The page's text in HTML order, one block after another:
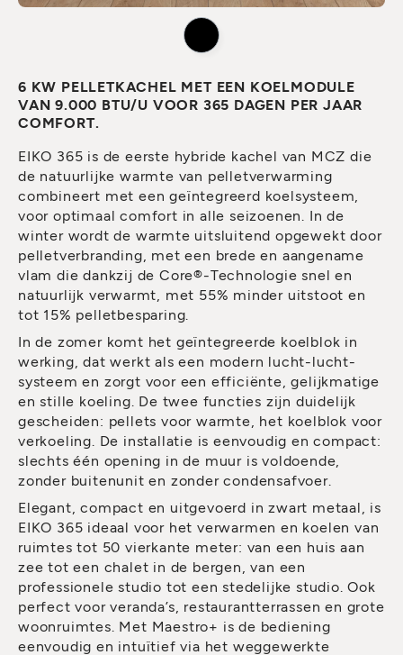
6 KW PELLETKACHEL MET EEN KOELMODULE
VAN 9.000 BTU/U VOOR 365 DAGEN PER JAAR
COMFORT.
EIKO 365 is de eerste hybride kachel van MCZ die
de natuurlijke warmte van pelletverwarming
combineert met een geïntegreerd koelsysteem,
voor optimaal comfort in alle seizoenen. In de
winter wordt de warmte uitsluitend opgewekt door
pelletverbranding, met een brede en aangename
vlam die dankzij de Core®-Technologie snel en
natuurlijk verwarmt, met 55% minder uitstoot en
tot 15% pelletbesparing.
In de zomer komt het geïntegreerde koelblok in
werking, dat werkt als een modern lucht-lucht-
systeem en zorgt voor een efficiënte, gelijkmatige
en stille koeling. De twee functies zijn duidelijk
gescheiden: pellets voor warmte, het koelblok voor
verkoeling. De installatie is eenvoudig en compact:
slechts één opening in de muur is voldoende,
zonder buitenunit en zonder condensafvoer.
Elegant, compact en uitgevoerd in zwart metaal, is
EIKO 365 ideaal voor het verwarmen en koelen van
ruimtes tot 50 vierkante meter: van een huis aan
zee tot een chalet in de bergen, van een
professionele studio tot een stedelijke studio. Ook
perfect voor veranda’s, restaurantterrassen en grote
woonruimtes. Met Maestro+ is de bediening
eenvoudig en intuïtief via het weggewerkte